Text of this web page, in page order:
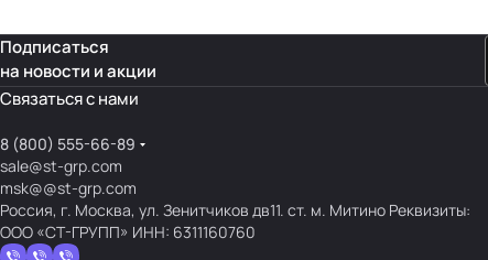
Подписаться
на новости и акции
Связаться с нами
8 (800) 555-66-89
sale@st-grp.com
msk@@st-grp.com
Россия, г. Москва, ул. Зенитчиков дв11. ст. м. Митино Реквизиты:
ООО «СТ-ГРУПП» ИНН: 6311160760